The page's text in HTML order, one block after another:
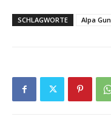
SCHLAGWORTE Alpa Gun